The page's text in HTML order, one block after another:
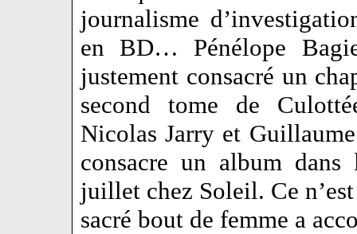
journalisme
en BD… Pénélope
justement consacré un
second tome de
Nicolas Jarry et
consacre un album
juillet chez Soleil. Ce
sacré bout de femme a